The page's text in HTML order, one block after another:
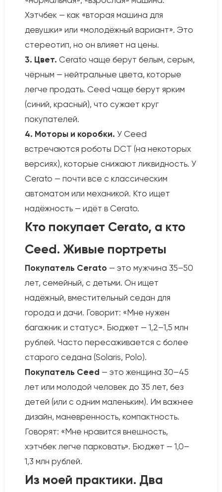
Хэтчбек — как «вторая машина для
девушки» или «молодёжный вариант». Это
стереотип, но он влияет на цены.
3. Цвет. Cerato чаще берут белым, серым,
чёрным — нейтральные цвета, которые
легче продать. Ceed чаще берут ярким
(синий, красный), что сужает круг
покупателей.
4. Моторы и коробки. У Ceed
встречаются роботы DCT (на некоторых
версиях), которые снижают ликвидность. У
Cerato — почти все с классическим
автоматом или механикой. Кто ищет
надёжность — идёт в Cerato.
Кто покупает Cerato, а кто
Ceed. Живые портреты
Покупатель Cerato — это мужчина 35–50
лет, семейный, с детьми. Он ищет
надёжный, вместительный седан для
города и дачи. Говорит: «Мне нужен
багажник и статус». Бюджет — 1,2–1,5 млн
рублей. Часто пересаживается с более
старого седана (Solaris, Polo).
Покупатель Ceed — это женщина 30–45
лет или молодой человек до 35 лет, без
детей (или с одним маленьким). Им важнее
дизайн, маневренность, компактность.
Говорят: «Мне нравится внешность,
хэтчбек легче парковать». Бюджет — 1,0–
1,3 млн рублей.
Из моей практики. Два